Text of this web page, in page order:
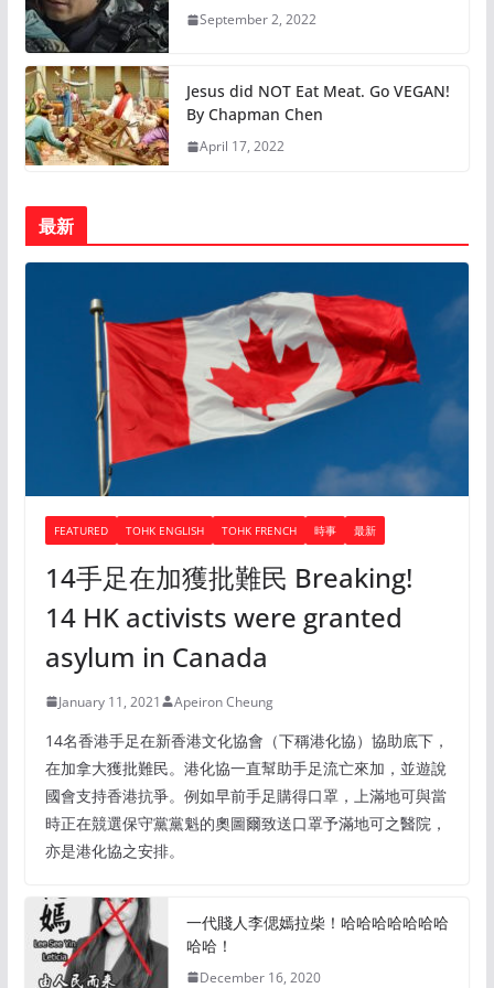
September 2, 2022
Jesus did NOT Eat Meat. Go VEGAN!
By Chapman Chen
April 17, 2022
最新
FEATURED TOHK ENGLISH TOHK FRENCH 時事 最新
14手足在加獲批難民 Breaking!
14 HK activists were granted
asylum in Canada
January 11, 2021 Apeiron Cheung
14名香港手足在新香港文化協會（下稱港化協）協助底下，
在加拿大獲批難民。港化協一直幫助手足流亡來加，並遊說
國會支持香港抗爭。例如早前手足購得口罩，上滿地可與當
時正在競選保守黨黨魁的奧圖爾致送口罩予滿地可之醫院，
亦是港化協之安排。
一代賤人李偲嫣拉柴！哈哈哈哈哈哈哈
哈哈！
December 16, 2020